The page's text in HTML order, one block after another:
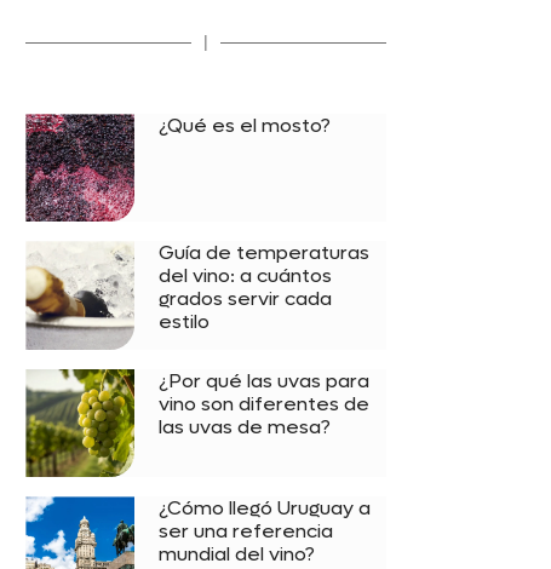
|
¿Qué es el mosto?
Guía de temperaturas
del vino: a cuántos
grados servir cada
estilo
¿Por qué las uvas para
vino son diferentes de
las uvas de mesa?
¿Cómo llegó Uruguay a
ser una referencia
mundial del vino?